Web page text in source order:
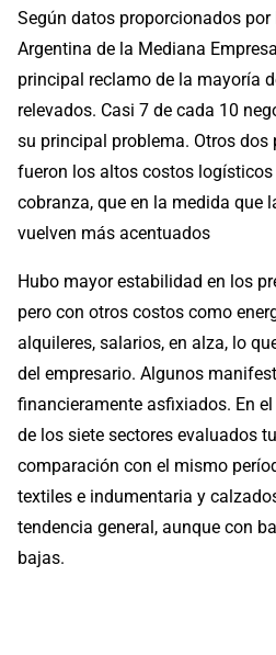
Según datos proporcionados por
Argentina de la Mediana
principal reclamo de la mayoría
relevados. Casi 7 de cada 10
su principal problema. Otros
fueron los altos costos
cobranza, que en la medida que
vuelven más acentuados
Hubo mayor estabilidad en los
pero con otros costos como
alquileres, salarios, en alza, lo
del empresario. Algunos
financieramente asfixiados. En
de los siete sectores evaluados
comparación con el mismo
textiles e indumentaria y
tendencia general, aunque con
bajas.